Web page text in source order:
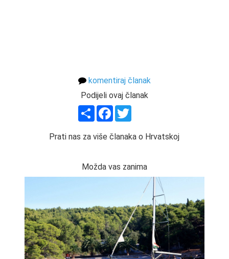
komentiraj članak
Podijeli ovaj članak
ShareFacebook
Prati nas za više članaka o Hrvatskoj
Možda vas zanima